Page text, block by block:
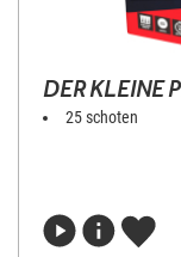
DER KLEINE
25 schoten